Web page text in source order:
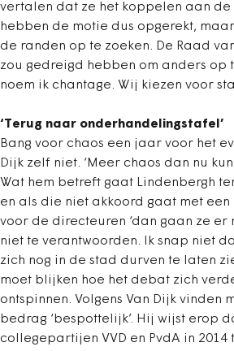
vertalen dat ze het koppelen aan de
hebben de motie dus opgerekt,
de randen op te zoeken. De Raad
zou gedreigd hebben om anders op
noem ik chantage. Wij kiezen voor
‘Terug naar onderhandelingstafel’
Bang voor chaos een jaar voor het
Dijk zelf niet. ‘Meer chaos dan nu
Wat hem betreft gaat Lindenbergh
en als die niet akkoord gaat met
voor de directeuren ‘dan gaan ze er
niet te verantwoorden. Ik snap niet
zich nog in de stad durven te laten
moet blijken hoe het debat zich
ontspinnen. Volgens Van Dijk vinden
bedrag ‘bespottelijk’. Hij wijst erop
collegepartijen VVD en PvdA in 2014